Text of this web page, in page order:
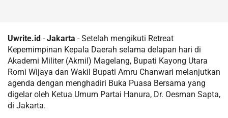
Uwrite.id -Jakarta - Setelah mengikuti Retreat
Kepemimpinan Kepala Daerah selama delapan hari di
Akademi Militer (Akmil) Magelang, Bupati Kayong Utara
Romi Wijaya dan Wakil Bupati Amru Chanwari melanjutkan
agenda dengan menghadiri Buka Puasa Bersama yang
digelar oleh Ketua Umum Partai Hanura, Dr. Oesman Sapta,
di Jakarta.